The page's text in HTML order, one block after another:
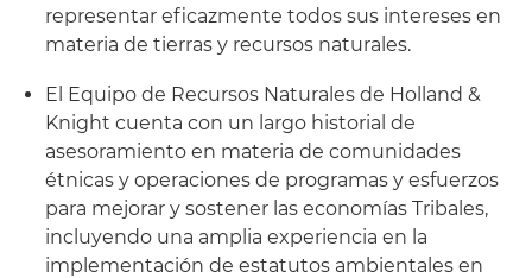
representar eficazmente todos sus intereses en
materia de tierras y recursos naturales.
El Equipo de Recursos Naturales de Holland &
Knight cuenta con un largo historial de
asesoramiento en materia de comunidades
étnicas y operaciones de programas y esfuerzos
para mejorar y sostener las economías Tribales,
incluyendo una amplia experiencia en la
implementación de estatutos ambientales en